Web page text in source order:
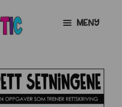
MENY
UNDERMENY